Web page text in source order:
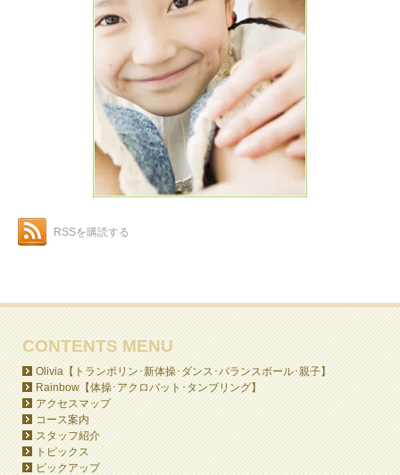
RSSを購読する
CONTENTS MENU
Olivia【トランポリン･新体操･ダンス･バランスボール･親子】
Rainbow【体操･アクロバット･タンブリング】
アクセスマップ
コース案内
スタッフ紹介
トピックス
ピックアップ